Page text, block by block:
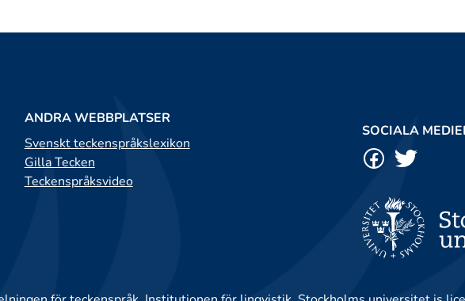
ANDRA WEBBPLATSER
Svenskt teckenspråkslexikon
Gilla Tecken
Teckenspråksvideo
SOCIALA